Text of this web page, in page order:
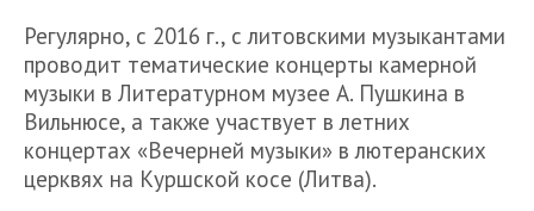
Регулярно, с 2016 г., с литовскими музыкантами
проводит тематические концерты камерной
музыки в Литературном музее А. Пушкина в
Вильнюсе, а также участвует в летних
концертах «Вечерней музыки» в лютеранских
церквях на Куршской косе (Литва).